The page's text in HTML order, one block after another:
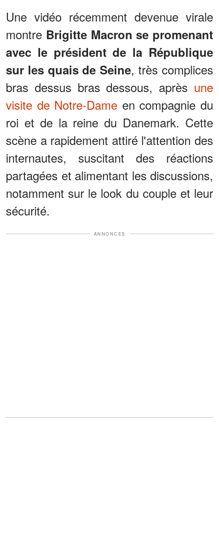
Une vidéo récemment devenue virale
montre Brigitte Macron se promenant
avec le président de la République
sur les quais de Seine, très complices
bras dessus bras dessous, après une
visite de Notre-Dame en compagnie du
roi et de la reine du Danemark. Cette
scène a rapidement attiré l'attention des
internautes, suscitant des réactions
partagées et alimentant les discussions,
notamment sur le look du couple et leur
sécurité.
ANNONCES